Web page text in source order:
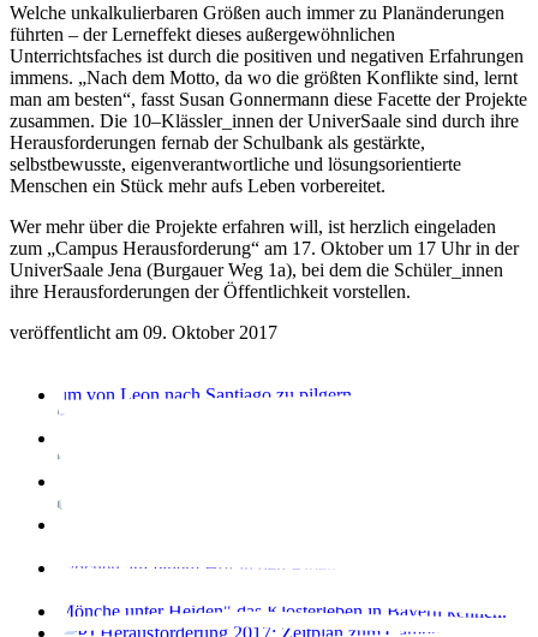
Welche unkalkulierbaren Größen auch immer zu Planänderungen
führten – der Lerneffekt dieses außergewöhnlichen
Unterrichtsfaches ist durch die positiven und negativen Erfahrungen
immens. „Nach dem Motto, da wo die größten Konflikte sind, lernt
man am besten“, fasst Susan Gonnermann diese Facette der Projekte
zusammen. Die 10–Klässler_innen der UniverSaale sind durch ihre
Herausforderungen fernab der Schulbank als gestärkte,
selbstbewusste, eigenverantwortliche und lösungsorientierte
Menschen ein Stück mehr aufs Leben vorbereitet.
Wer mehr über die Projekte erfahren will, ist herzlich eingeladen
zum „Campus Herausforderung“ am 17. Oktober um 17 Uhr in der
UniverSaale Jena (Burgauer Weg 1a), bei dem die Schüler_innen
ihre Herausforderungen der Öffentlichkeit vorstellen.
veröffentlicht am 09. Oktober 2017